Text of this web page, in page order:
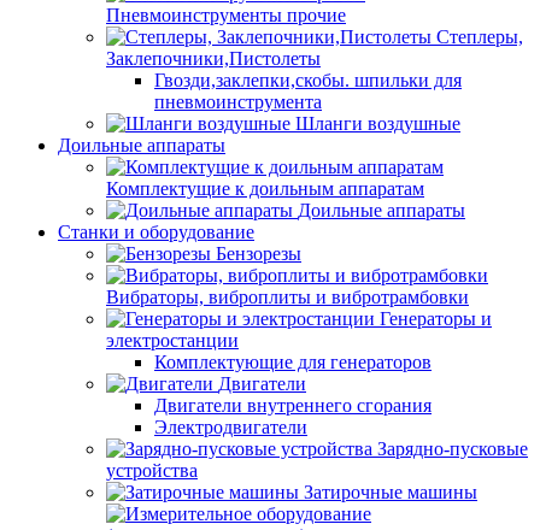
Пневмоинструменты прочие
Степлеры,
Заклепочники,Пистолеты
Гвозди,заклепки,скобы. шпильки для
пневмоинструмента
Шланги воздушные
Доильные аппараты
Комплектущие к доильным аппаратам
Доильные аппараты
Станки и оборудование
Бензорезы
Вибраторы, виброплиты и вибротрамбовки
Генераторы и
электростанции
Комплектующие для генераторов
Двигатели
Двигатели внутреннего сгорания
Электродвигатели
Зарядно-пусковые
устройства
Затирочные машины